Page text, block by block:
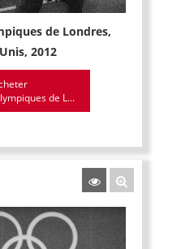
de Londres,
2012
de L...